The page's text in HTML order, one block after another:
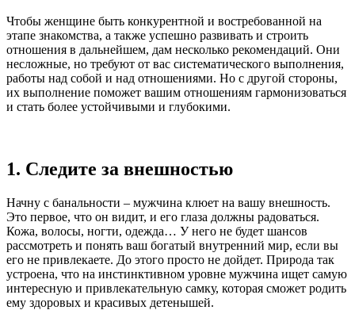
Чтобы женщине быть конкурентной и востребованной на
этапе знакомства, а также успешно развивать и строить
отношения в дальнейшем, дам несколько рекомендаций. Они
несложные, но требуют от вас систематического выполнения,
работы над собой и над отношениями. Но с другой стороны,
их выполнение поможет вашим отношениям гармонизоваться
и стать более устойчивыми и глубокими.
1. Следите за внешностью
Начну с банальности – мужчина клюет на вашу внешность.
Это первое, что он видит, и его глаза должны радоваться.
Кожа, волосы, ногти, одежда… У него не будет шансов
рассмотреть и понять ваш богатый внутренний мир, если вы
его не привлекаете. До этого просто не дойдет. Природа так
устроена, что на инстинктивном уровне мужчина ищет самую
интересную и привлекательную самку, которая сможет родить
ему здоровых и красивых детенышей.